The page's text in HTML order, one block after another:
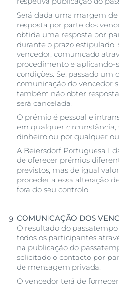
Será dada uma margem
resposta por parte dos
obtida uma resposta por
durante o prazo estipulado,
vencedor, comunicado
procedimento e aplicando-
condições. Se, passado um
comunicação do vencedor
também não obter
será cancelada.
O prémio é pessoal e
em qualquer circunstância,
dinheiro ou por qualquer
A Beiersdorf Portuguesa
de oferecer prémios
previstos, mas de igual
proceder a essa alteração
fora do seu controlo.
COMUNICAÇÃO DOS
O resultado do
todos os participantes
na publicação do
solicitado o contacto por
de mensagem privada.
O vencedor terá de